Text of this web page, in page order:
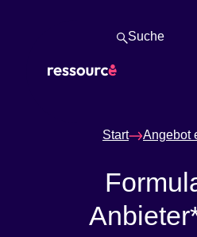
Suche
Start Angebot